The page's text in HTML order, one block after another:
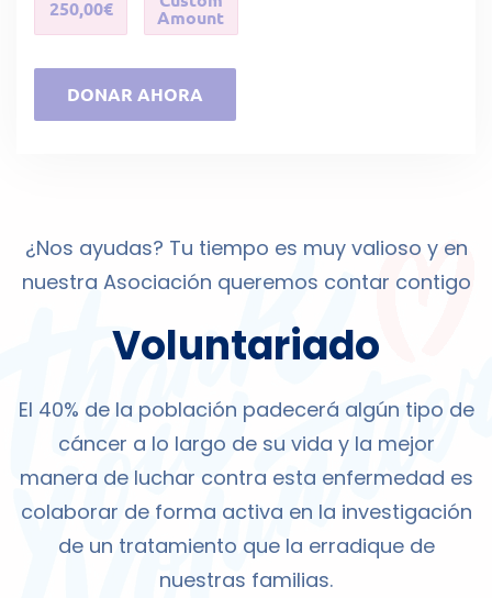
250,00€ Amount
DONAR AHORA
¿Nos ayudas? Tu tiempo es muy valioso y en
nuestra Asociación queremos contar contigo
Voluntariado
El 40% de la población padecerá algún tipo de
cáncer a lo largo de su vida y la mejor
manera de luchar contra esta enfermedad es
colaborar de forma activa en la investigación
de un tratamiento que la erradique de
nuestras familias.